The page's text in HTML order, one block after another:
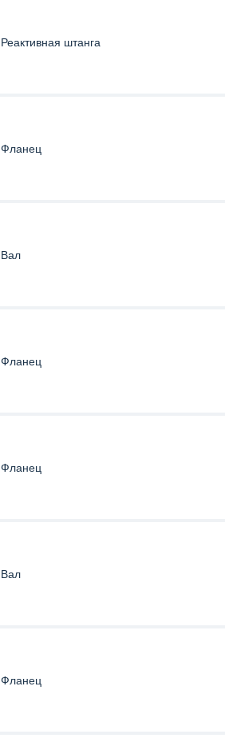
Реактивная штанга
Фланец
Вал
Фланец
Фланец
Вал
Фланец